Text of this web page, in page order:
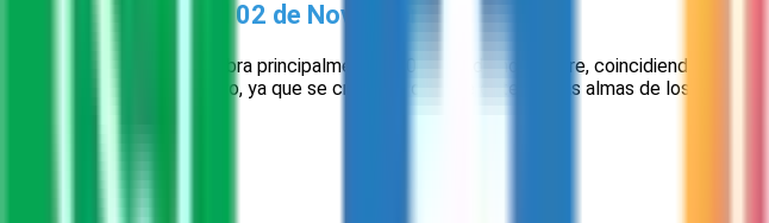
La Importancia del 02 de Noviembre
El Día de Muertos se celebra principalmente el 01 y 02 de noviembre, coincidiendo con
especialmente significativo, ya que se cree que durante este día, las almas de los difuntos